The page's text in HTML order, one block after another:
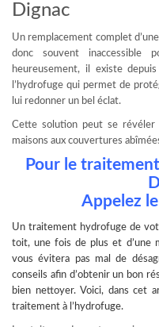
Dignac
Un remplacement complet
donc souvent inaccessible
heureusement, il existe
l’hydrofuge qui permet de
lui redonner un bel éclat.
Cette solution peut se
maisons aux couvertures
Pour le
Appelez le
Un traitement hydrofugede
toit, une fois de plus et d’une
vous évitera pas mal de
conseils afin d’obtenir un bon
bien nettoyer. Voici, dans cet
traitement à l’hydrofuge.